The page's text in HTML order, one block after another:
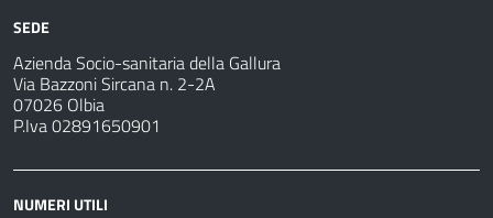
SEDE
Azienda Socio-sanitaria della Gallura
Via Bazzoni Sircana n. 2-2A
07026 Olbia
P.Iva 02891650901
NUMERI UTILI